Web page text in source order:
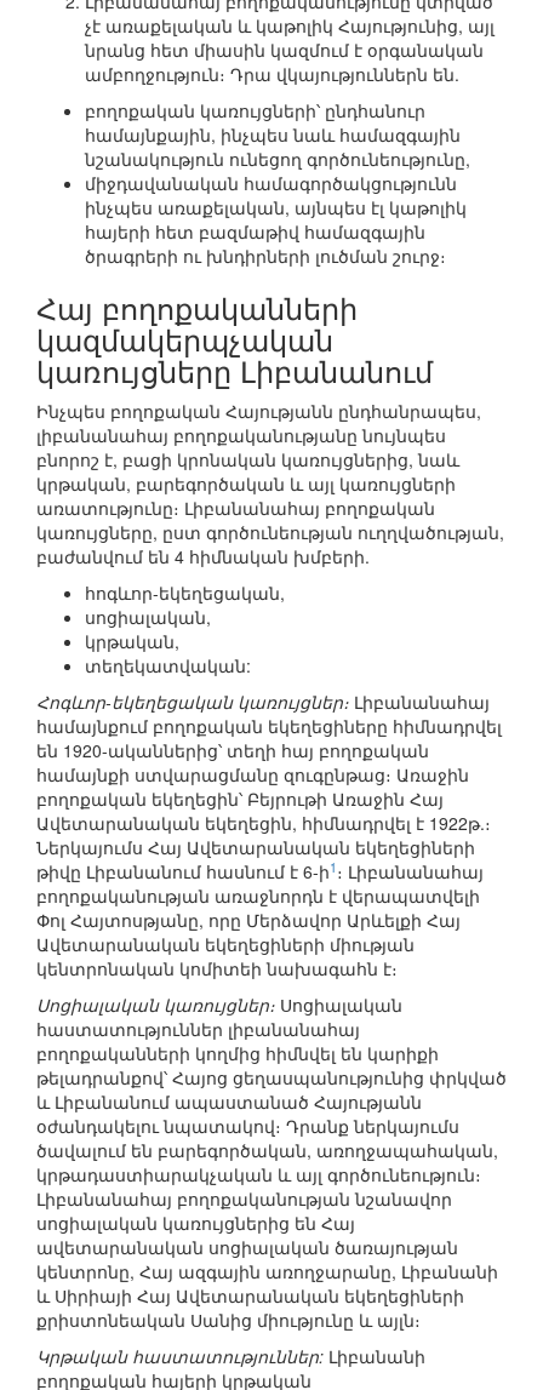
չէ առաքելական և կաթոլիկ Հայությունից, այլ
նրանց հետ միասին կազմում է օրգանական
ամբողջություն։ Դրա վկայություններն են.
բողոքական կառույցների՝ ընդհանուր
համայնքային, ինչպես նաև համազգային
նշանակություն ունեցող գործունեությունը,
միջդավանական համագործակցությունն
ինչպես առաքելական, այնպես էլ կաթոլիկ
հայերի հետ բազմաթիվ համազգային
ծրագրերի ու խնդիրների լուծման շուրջ։
Հայ բողոքականների
կազմակերպչական
կառույցները Լիբանանում
Ինչպես բողոքական Հայությանն ընդհանրապես,
լիբանանահայ բողոքականությանը նույնպես
բնորոշ է, բացի կրոնական կառույցներից, նաև
կրթական, բարեգործական և այլ կառույցների
առատությունը։ Լիբանանահայ բողոքական
կառույցները, ըստ գործունեության ուղղվածության,
բաժանվում են 4 հիմնական խմբերի.
հոգևոր-եկեղեցական,
սոցիալական,
կրթական,
տեղեկատվական:
Հոգևոր-եկեղեցական կառույցներ։ Լիբանանահայ
համայնքում բողոքական եկեղեցիները հիմնադրվել
են 1920-ականներից՝ տեղի հայ բողոքական
համայնքի ստվարացմանը զուգընթաց։ Առաջին
բողոքական եկեղեցին՝ Բեյրութի Առաջին Հայ
Ավետարանական եկեղեցին, հիմնադրվել է 1922թ.։
Ներկայումս Հայ Ավետարանական եկեղեցիների
թիվը Լիբանանում հասնում է 6-ի1 ։ Լիբանանահայ
բողոքականության առաջնորդն է վերապատվելի
Փոլ Հայտոսթյանը, որը Մերձավոր Արևելքի Հայ
Ավետարանական եկեղեցիների միության
կենտրոնական կոմիտեի նախագահն է։
Սոցիալական կառույցներ։ Սոցիալական
հաստատություններ լիբանանահայ
բողոքականների կողմից հիմնվել են կարիքի
թելադրանքով՝ Հայոց ցեղասպանությունից փրկված
և Լիբանանում ապաստանած Հայությանն
օժանդակելու նպատակով։ Դրանք ներկայումս
ծավալում են բարեգործական, առողջապահական,
կրթադաստիարակչական և այլ գործունեություն։
Լիբանանահայ բողոքականության նշանավոր
սոցիալական կառույցներից են Հայ
ավետարանական սոցիալական ծառայության
կենտրոնը, Հայ ազգային առողջարանը, Լիբանանի
և Սիրիայի Հայ Ավետարանական եկեղեցիների
քրիստոնեական Սանից միությունը և այլն։
Կրթական հաստատություններ: Լիբանանի
բողոքական հայերի կրթական